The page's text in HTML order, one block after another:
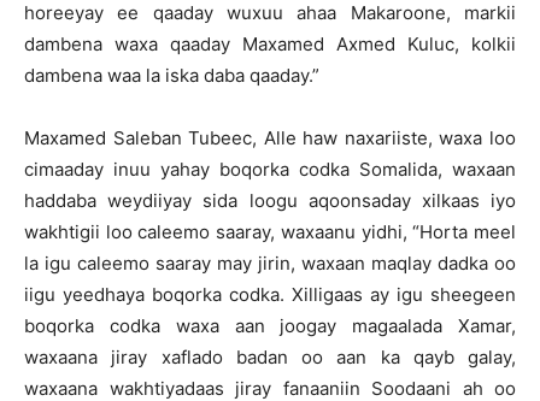
horeeyay ee qaaday wuxuu ahaa Makaroone, markii
dambena waxa qaaday Maxamed Axmed Kuluc, kolkii
dambena waa la iska daba qaaday.”
Maxamed Saleban Tubeec, Alle haw naxariiste, waxa loo
cimaaday inuu yahay boqorka codka Somalida, waxaan
haddaba weydiiyay sida loogu aqoonsaday xilkaas iyo
wakhtigii loo caleemo saaray, waxaanu yidhi, “Horta meel
la igu caleemo saaray may jirin, waxaan maqlay dadka oo
iigu yeedhaya boqorka codka. Xilligaas ay igu sheegeen
boqorka codka waxa aan joogay magaalada Xamar,
waxaana jiray xaflado badan oo aan ka qayb galay,
waxaana wakhtiyadaas jiray fanaaniin Soodaani ah oo